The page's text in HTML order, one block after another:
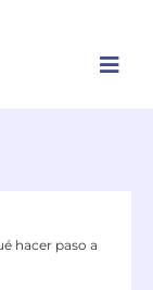
hacer paso a